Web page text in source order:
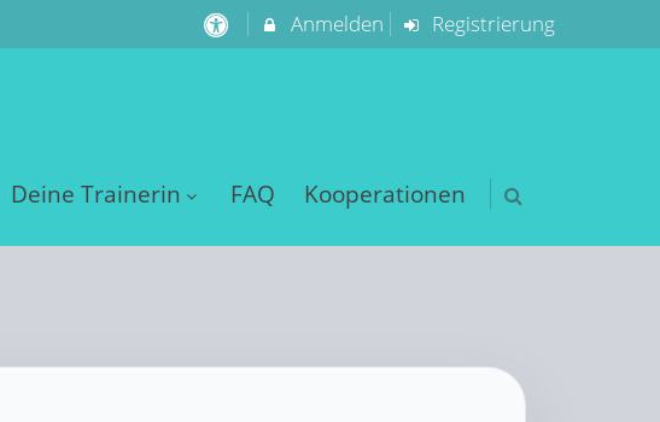
Anmelden Registrierung
Deine Trainerin FAQ Kooperationen